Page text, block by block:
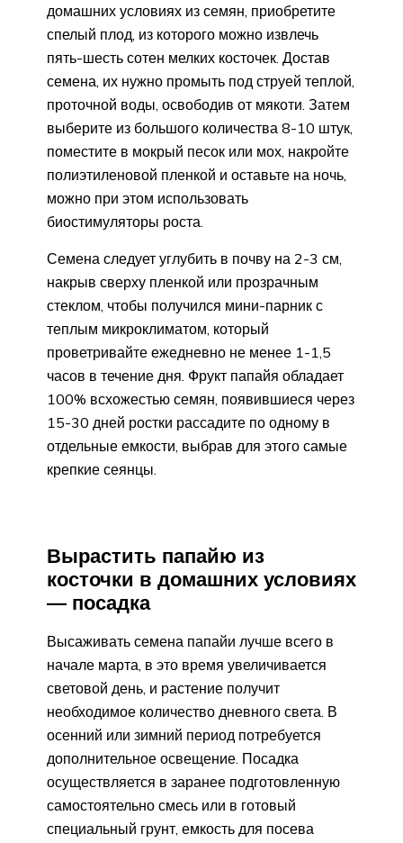
домашних условиях из семян, приобретите
спелый плод, из которого можно извлечь
пять-шесть сотен мелких косточек. Достав
семена, их нужно промыть под струей теплой,
проточной воды, освободив от мякоти. Затем
выберите из большого количества 8-10 штук,
поместите в мокрый песок или мох, накройте
полиэтиленовой пленкой и оставьте на ночь,
можно при этом использовать
биостимуляторы роста.
Семена следует углубить в почву на 2-3 см,
накрыв сверху пленкой или прозрачным
стеклом, чтобы получился мини-парник с
теплым микроклиматом, который
проветривайте ежедневно не менее 1-1,5
часов в течение дня. Фрукт папайя обладает
100% всхожестью семян, появившиеся через
15-30 дней ростки рассадите по одному в
отдельные емкости, выбрав для этого самые
крепкие сеянцы.
Вырастить папайю из
косточки в домашних условиях
— посадка
Высаживать семена папайи лучше всего в
начале марта, в это время увеличивается
световой день, и растение получит
необходимое количество дневного света. В
осенний или зимний период потребуется
дополнительное освещение. Посадка
осуществляется в заранее подготовленную
самостоятельно смесь или в готовый
специальный грунт, емкость для посева